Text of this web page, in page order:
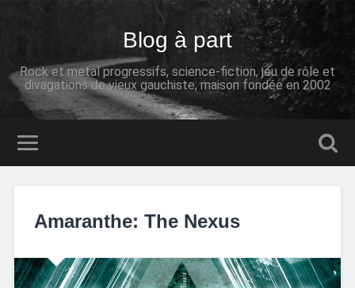
Blog à part
Rock et metal progressifs, science-fiction, jeu de rôle et
divagations de vieux gauchiste; maison fondée en 2002
Amaranthe: The Nexus